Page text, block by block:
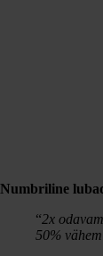
Numbriline
“2x
50%